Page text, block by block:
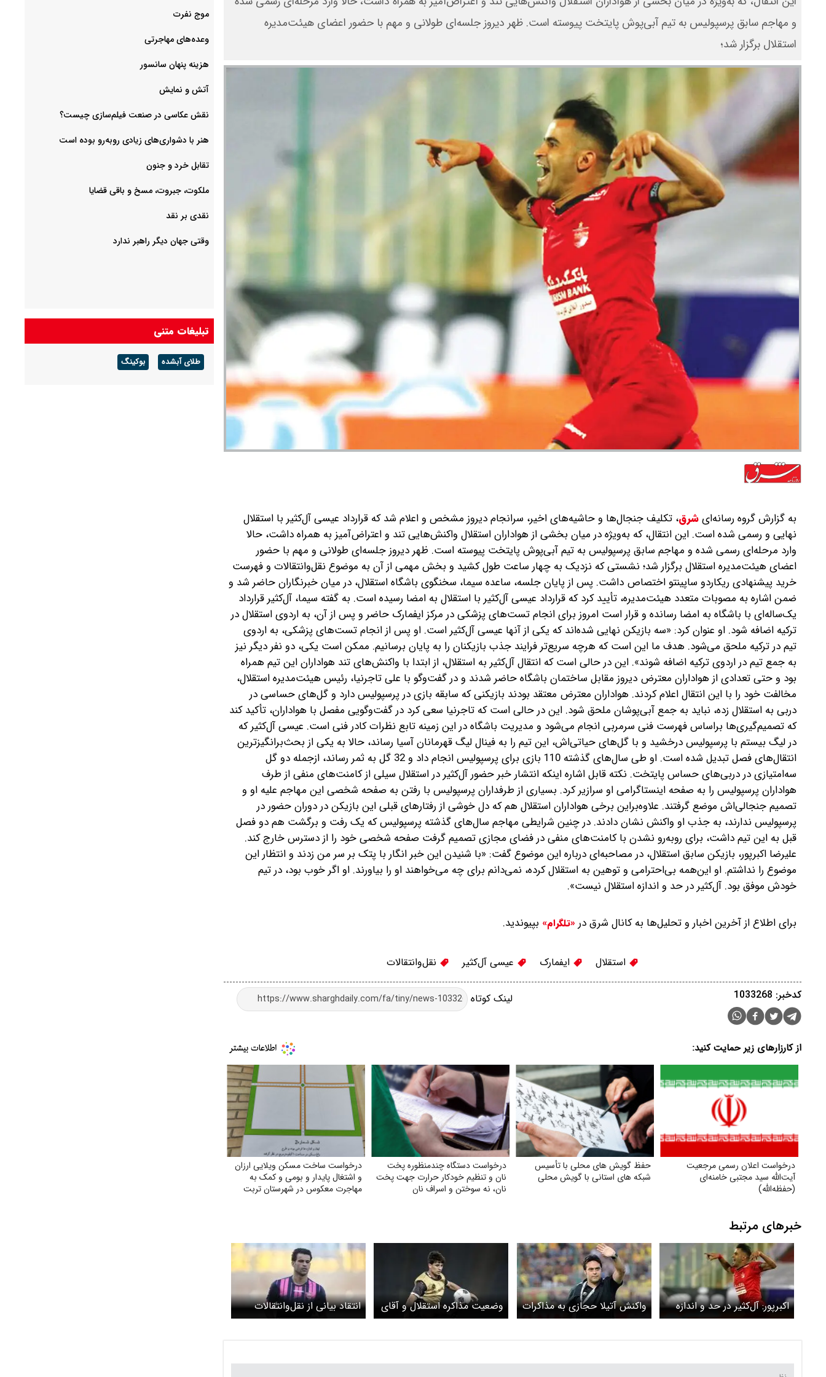
و مهاجم سابق پرسپولیس به تیم آبی‌پوش پایتخت پیوسته است. ظهر دیروز جلسه‌ای طولانی و مهم با حضور اعضای هیئت‌مدیره
استقلال برگزار شد؛
به گزارش گروه رسانه‌ایشرق، تکلیف جنجال‌ها و حاشیه‌های اخیر، سرانجام دیروز مشخص و اعلام شد که قرارداد عیسی آل‌کثیر با استقلال
نهایی و رسمی شده است. این انتقال، که به‌ویژه در میان بخشی از هواداران استقلال واکنش‌هایی تند و اعتراض‌آمیز به همراه داشت، حالا
وارد مرحله‌ای رسمی شده و مهاجم سابق پرسپولیس به تیم آبی‌پوش پایتخت پیوسته است. ظهر دیروز جلسه‌ای طولانی و مهم با حضور
اعضای هیئت‌مدیره استقلال برگزار شد؛ نشستی که نزدیک به چهار ساعت طول کشید و بخش مهمی از آن به موضوع نقل‌وانتقالات و فهرست
خرید پیشنهادی ریکاردو ساپینتو اختصاص داشت. پس از پایان جلسه، ساعده سیما، سخنگوی باشگاه استقلال، در میان خبرنگاران حاضر شد و
ضمن اشاره به مصوبات متعدد هیئت‌مدیره، تأیید کرد که قرارداد عیسی آل‌کثیر با استقلال به امضا رسیده است. به گفته سیما، آل‌کثیر قرارداد
یک‌ساله‌ای با باشگاه به امضا رسانده و قرار است امروز برای انجام تست‌های پزشکی در مرکز ایفمارک حاضر و پس از آن، به اردوی استقلال در
ترکیه اضافه شود. او عنوان کرد: «سه بازیکن نهایی شده‌اند که یکی از آنها عیسی آل‌کثیر است. او پس از انجام تست‌های پزشکی، به اردوی
تیم در ترکیه ملحق می‌شود. هدف ما این است که هرچه سریع‌تر فرایند جذب بازیکنان را به پایان برسانیم. ممکن است یکی، دو نفر دیگر نیز
به جمع تیم در اردوی ترکیه اضافه شوند». این در حالی است که انتقال آل‌کثیر به استقلال، از ابتدا با واکنش‌های تند هواداران این تیم همراه
بود و حتی تعدادی از هواداران معترض دیروز مقابل ساختمان باشگاه حاضر شدند و در گفت‌وگو با علی تاجرنیا، رئیس هیئت‌مدیره استقلال،
مخالفت خود را با این انتقال اعلام کردند. هواداران معترض معتقد بودند بازیکنی که سابقه بازی در پرسپولیس دارد و گل‌های حساسی در
دربی به استقلال زده، نباید به جمع آبی‌پوشان ملحق شود. این در حالی است که تاجرنیا سعی کرد در گفت‌وگویی مفصل با هواداران، تأکید کند
که تصمیم‌گیری‌ها بر‌اساس فهرست فنی سرمربی انجام می‌شود و مدیریت باشگاه در این زمینه تابع نظرات کادر فنی است. عیسی آل‌کثیر که
در لیگ بیستم با پرسپولیس درخشید و با گل‌های حیاتی‌اش، این تیم را به فینال لیگ قهرمانان آسیا رساند، حالا به یکی از بحث‌برانگیزترین
انتقال‌های فصل تبدیل شده است. او طی سال‌های گذشته 110 بازی برای پرسپولیس انجام داد و 32 گل به ثمر رساند، از‌جمله دو گل
سه‌امتیازی در دربی‌های حساس پایتخت. نکته قابل اشاره اینکه انتشار خبر حضور آل‌کثیر در استقلال سیلی از کامنت‌های منفی از طرف
هواداران پرسپولیس را به صفحه اینستاگرامی او سرازیر کرد. بسیاری از طرفداران پرسپولیس با رفتن به صفحه شخصی این مهاجم علیه او و
تصمیم جنجالی‌اش موضع گرفتند. علاوه‌بر‌این برخی هواداران استقلال هم که دل خوشی از رفتارهای قبلی این بازیکن در دوران حضور در
پرسپولیس ندارند، به جذب او واکنش نشان دادند. در چنین شرایطی مهاجم سال‌های گذشته پرسپولیس که یک رفت و برگشت هم دو فصل
قبل به این تیم داشت، برای روبه‌رو نشدن با کامنت‌های منفی در فضای مجازی تصمیم گرفت صفحه شخصی خود را از دسترس خارج کند.
علیرضا اکبرپور، بازیکن سابق استقلال، در مصاحبه‌ای درباره این موضوع گفت: «با شنیدن این خبر انگار با پتک بر سر من زدند و انتظار این
موضوع را نداشتم. او این‌همه بی‌احترامی و توهین به استقلال کرده، نمی‌دانم برای چه می‌خواهند او را بیاورند. او اگر خوب بود، در تیم
خودش موفق بود. آل‌کثیر در حد و اندازه استقلال نیست».
برای اطلاع از آخرین اخبار و تحلیل‌ها به کانال شرق در «تلگرام» بپیوندید.
استقلال ایفمارک عیسی آل‌کثیر نقل‌وانتقالات
لینک کوتاه کدخبر: 1033268
از کارزارهای زیر حمایت کنید:
درخواست اعلان رسمی مرجعیت
آیت‌الله سید مجتبی خامنه‌ای
(حفظه‌الله)
حفظ گویش های محلی با تأسیس
شبکه های استانی با گویش محلی
درخواست دستگاه چندمنظوره پخت
نان و تنظیم خودکار حرارت جهت پخت
نان، نه سوختن و اسراف نان
درخواست ساخت مسکن ویلایی ارزان
و اشتغال پایدار و بومی و کمک به
مهاجرت معکوس در شهرستان تربت
خبرهای مرتبط
اکبرپور: آل‌کثیر در حد و اندازه
استقلال نیست/ پروژه سیدورف
واکنش آتیلا حجازی به مذاکرات
استقلال و عیسی آل کثیر
وضعیت مذاکره استقلال و آقای
گل عراق به کجا رسید؟
انتقاد بیانی از نقل‌وانتقالات
استقلال؛ چرا این‌قدر دیر؟
موج نفرت
وعده‌های مهاجرتی
هزینه پنهان سانسور
آتش و نمایش
هنر با دشواری‌های زیادی روبه‌رو بوده است
تقابل خرد و جنون
ملکوت، جبروت، مسخ و باقی قضایا
نقدی بر نقد
وقتی جهان دیگر راهبر ندارد
تبلیغات متنی
طلای آبشده بوکینگ